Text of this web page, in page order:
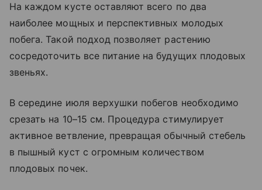
На каждом кусте оставляют всего по два
наиболее мощных и перспективных молодых
побега. Такой подход позволяет растению
сосредоточить все питание на будущих плодовых
звеньях.
В середине июля верхушки побегов необходимо
срезать на 10–15 см. Процедура стимулирует
активное ветвление, превращая обычный стебель
в пышный куст с огромным количеством
плодовых почек.